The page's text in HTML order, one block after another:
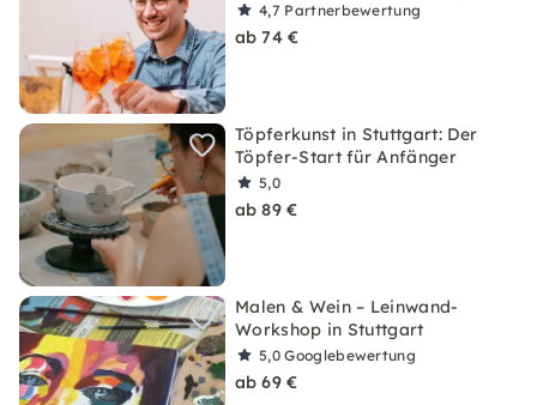
4,7 Partnerbewertung
ab 74 €
Töpferkunst in Stuttgart: Der
Töpfer-Start für Anfänger
5,0
ab 89 €
Malen & Wein – Leinwand-
Workshop in Stuttgart
5,0Googlebewertung
ab 69 €